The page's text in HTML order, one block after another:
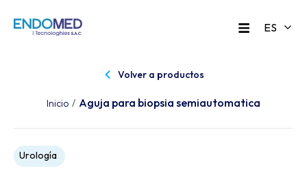
Volver a productos
Inicio / Aguja para biopsia semiautomatica
Urología